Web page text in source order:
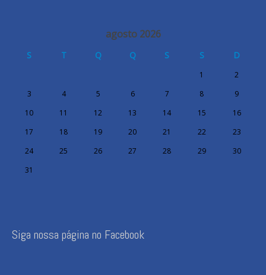
agosto 2026
S T Q Q S S D
1
2
3
4 5 6 7 8
9
10
11 12 13 14 15
16
17
18 19 20 21 22
23
24
25 26 27 28 29
30
31
Siga nossa página no Facebook